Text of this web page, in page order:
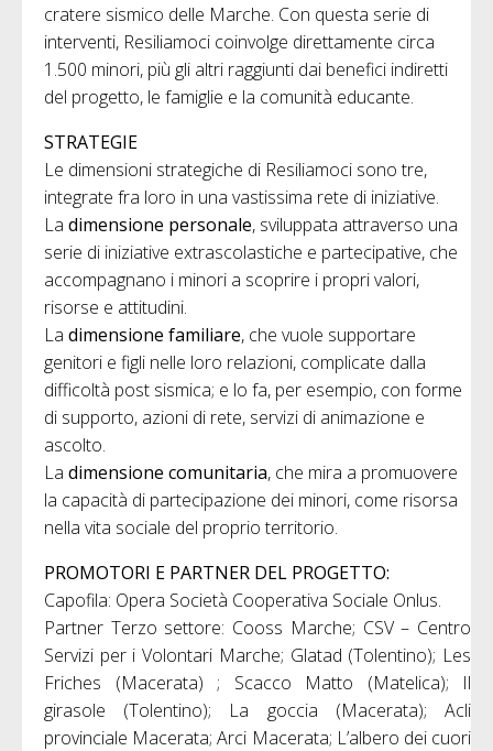
cratere sismico delle Marche. Con questa serie di
interventi, Resiliamoci coinvolge direttamente circa
1.500 minori, più gli altri raggiunti dai benefici indiretti
del progetto, le famiglie e la comunità educante.
STRATEGIE
Le dimensioni strategiche di Resiliamoci sono tre,
integrate fra loro in una vastissima rete di iniziative.
La dimensione personale, sviluppata attraverso una
serie di iniziative extrascolastiche e partecipative, che
accompagnano i minori a scoprire i propri valori,
risorse e attitudini.
La dimensione familiare, che vuole supportare
genitori e figli nelle loro relazioni, complicate dalla
difficoltà post sismica; e lo fa, per esempio, con forme
di supporto, azioni di rete, servizi di animazione e
ascolto.
La dimensione comunitaria, che mira a promuovere
la capacità di partecipazione dei minori, come risorsa
nella vita sociale del proprio territorio.
PROMOTORI E PARTNER DEL PROGETTO:
Capofila: Opera Società Cooperativa Sociale Onlus.
Partner Terzo settore: Cooss Marche; CSV – Centro
Servizi per i Volontari Marche; Glatad (Tolentino); Les
Friches (Macerata) ; Scacco Matto (Matelica); Il
girasole (Tolentino); La goccia (Macerata); Acli
provinciale Macerata; Arci Macerata; L’albero dei cuori